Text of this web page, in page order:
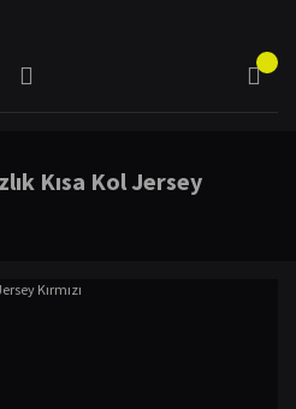
Kısa Kol Jersey